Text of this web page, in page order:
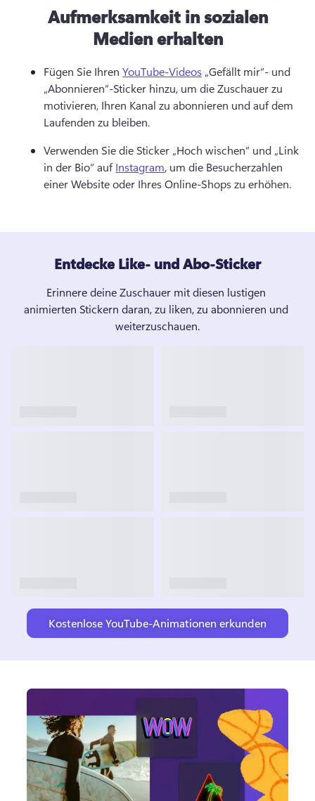
Aufmerksamkeit in sozialen
Medien erhalten
Fügen Sie Ihren YouTube-Videos „Gefällt mir“- und
„Abonnieren“-Sticker hinzu, um die Zuschauer zu
motivieren, Ihren Kanal zu abonnieren und auf dem
Laufenden zu bleiben.
Verwenden Sie die Sticker „Hoch wischen“ und „Link
in der Bio“ auf Instagram, um die Besucherzahlen
einer Website oder Ihres Online-Shops zu erhöhen.
Entdecke Like- und Abo-Sticker
Erinnere deine Zuschauer mit diesen lustigen
animierten Stickern daran, zu liken, zu abonnieren und
weiterzuschauen.
Kostenlose YouTube-Animationen erkunden